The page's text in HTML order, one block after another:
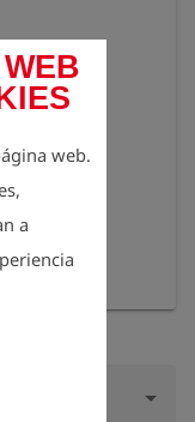
web.
a